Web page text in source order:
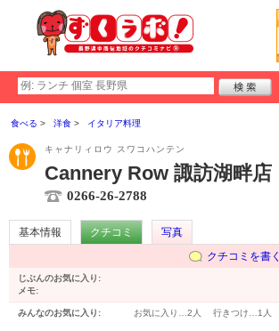
食べる 洋食 イタリア料理
キャナリィロウ スワコハンテン
Cannery Row 諏訪湖畔店
0266-26-2788
基本情報 クチコミ
写真
クチコミを書く
じぶんのお気に入り:
メモ:
みんなのお気に入り: お気に入り… 2人 行きつけ… 1人